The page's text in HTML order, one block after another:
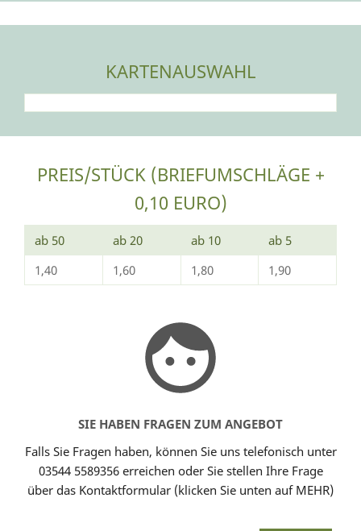
KARTENAUSWAHL
PREIS/STÜCK (BRIEFUMSCHLÄGE +
0,10 EURO)
ab 50 ab 20 ab 10
ab 5
1,40
1,60 1,80 1,90
SIE HABEN FRAGEN ZUM ANGEBOT
Falls Sie Fragen haben, können Sie uns telefonisch unter
03544 5589356 erreichen oder Sie stellen Ihre Frage
über das Kontaktformular (klicken Sie unten auf MEHR)